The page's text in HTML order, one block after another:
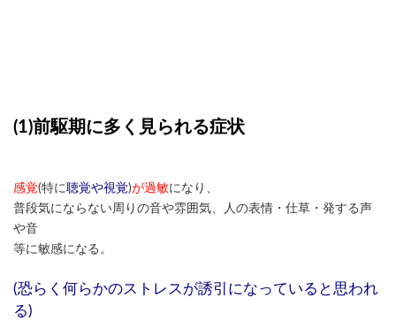
(1)前駆期に多く見られる症状
感覚(特に聴覚や視覚)が過敏になり、
普段気にならない周りの音や雰囲気、人の表情・仕草・発する声
や音
等に敏感になる。
(恐らく何らかのストレスが誘引になっていると思われ
る)